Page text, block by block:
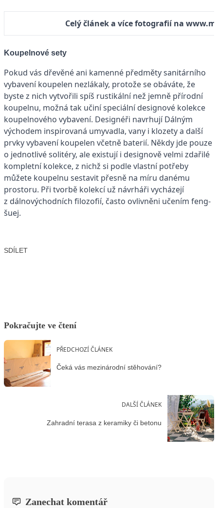
Celý článek a více fotografií na
Koupelnové sety
Pokud vás dřevěné ani kamenné předměty sanitárního
vybavení koupelen nezlákaly, protože se obáváte, že
byste z nich vytvořili spíš rustikální než jemně přírodní
koupelnu, možná tak učiní speciální designové kolekce
koupelnového vybavení. Designéři navrhují Dálným
východem inspirovaná umyvadla, vany i klozety a další
prvky vybavení koupelen včetně baterií. Někdy jde pouze
o jednotlivé solitéry, ale existují i designově velmi zdařilé
kompletní kolekce, z nichž si podle vlastní potřeby
můžete koupelnu sestavit přesně na míru danému
prostoru. Při tvorbě kolekcí už návrháři vycházejí
z dálnovýchodních filozofií, často ovlivněni učením feng-
šuej.
SDÍLET
Pokračujte ve čtení
PŘEDCHOZÍ ČLÁNEK
Čeká vás mezinárodní stěhování?
DALŠÍ ČLÁNEK
Zahradní terasa z keramiky či betonu
Zanechat komentář